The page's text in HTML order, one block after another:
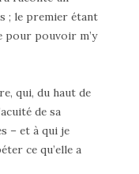
; le premier étant
pour pouvoir m’y
qui, du haut de
de sa
– et à qui je
ce qu’elle a